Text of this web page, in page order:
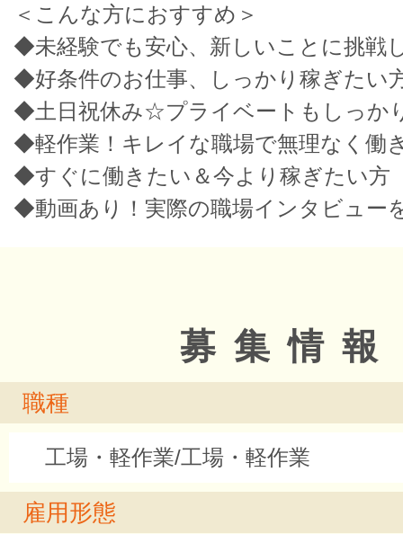
＜こんな方におすすめ＞
◆未経験でも安心、新しいことに挑戦
◆好条件のお仕事、しっかり稼ぎたい
◆土日祝休み☆プライベートもしっか
◆軽作業！キレイな職場で無理なく働
◆すぐに働きたい＆今より稼ぎたい方
◆動画あり！実際の職場インタビュー
募集情報
職種
工場・軽作業/工場・軽作業
雇用形態